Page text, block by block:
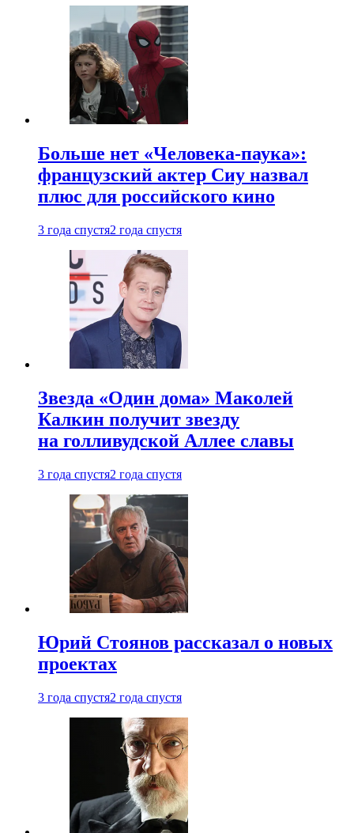
Больше нет «Человека-паука»:
французский актер Сиу назвал
плюс для российского кино
3 года спустя2 года спустя
Звезда «Один дома» Маколей
Калкин получит звезду
на голливудской Аллее славы
3 года спустя2 года спустя
Юрий Стоянов рассказал о новых
проектах
3 года спустя2 года спустя